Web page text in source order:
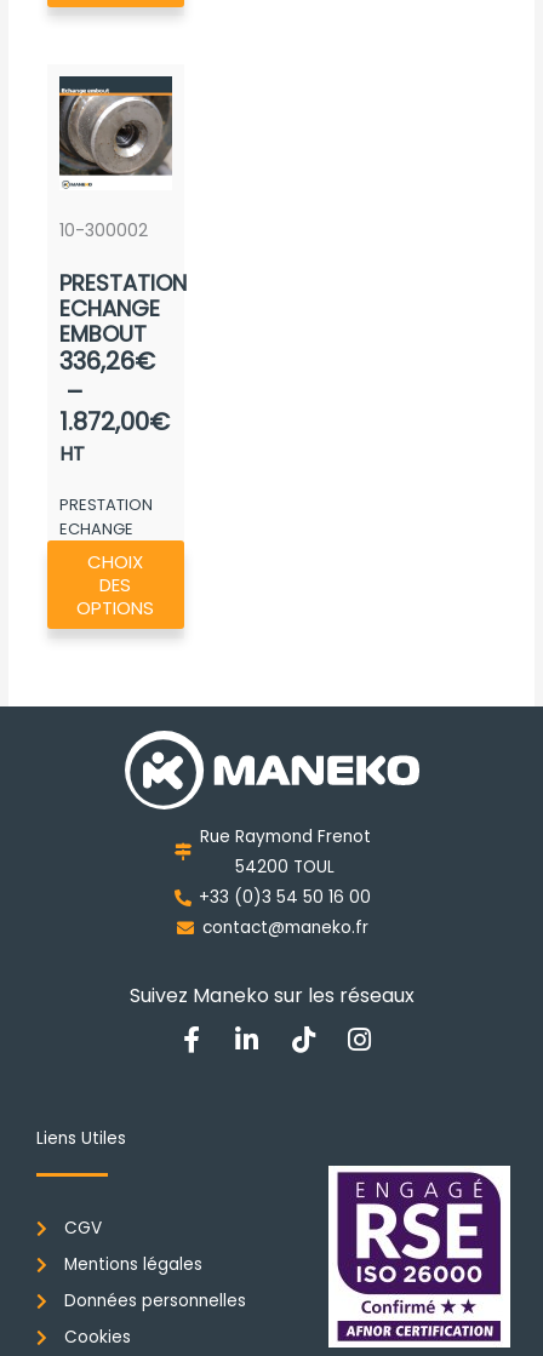
10-300002
PRESTATION
ECHANGE
EMBOUT
336,26€
–
1.872,00€prix :
HT
PRESTATION
ECHANGE
EMBOUT
CHOIX
DES
OPTIONS
Ce
plusieurs
peuvent
être
sur
page
du
Rue Raymond Frenot
54200 TOUL
+33 (0)3 54 50 16 00
contact@maneko.fr
Suivez Maneko sur les réseaux
F
a
f
L
i
T
i
I
n
g
r
a
m
Liens Utiles
CGV
Mentions légales
Données personnelles
Cookies